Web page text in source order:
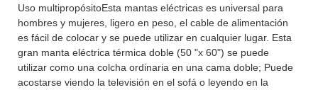
Uso multipropósitoEsta mantas eléctricas es universal para
hombres y mujeres, ligero en peso, el cable de alimentación
es fácil de colocar y se puede utilizar en cualquier lugar. Esta
gran manta eléctrica térmica doble (50 "x 60") se puede
utilizar como una colcha ordinaria en una cama doble; Puede
acostarse viendo la televisión en el sofá o leyendo en la